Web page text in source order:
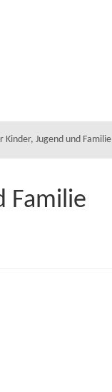
Kinder, Jugend und Familie
Familie